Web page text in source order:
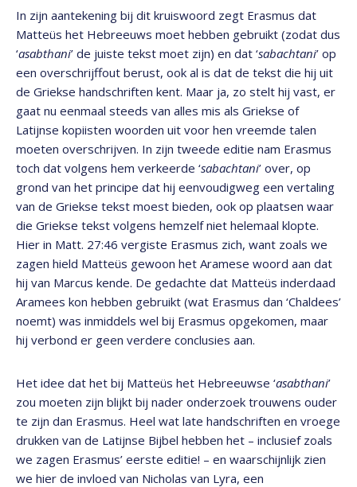
In zijn aantekening bij dit kruiswoord zegt Erasmus dat
Matteüs het Hebreeuws moet hebben gebruikt (zodat dus
‘asabthani’ de juiste tekst moet zijn) en dat ‘sabachtani’ op
een overschrijffout berust, ook al is dat de tekst die hij uit
de Griekse handschriften kent. Maar ja, zo stelt hij vast, er
gaat nu eenmaal steeds van alles mis als Griekse of
Latijnse kopiisten woorden uit voor hen vreemde talen
moeten overschrijven. In zijn tweede editie nam Erasmus
toch dat volgens hem verkeerde ‘sabachtani’ over, op
grond van het principe dat hij eenvoudigweg een vertaling
van de Griekse tekst moest bieden, ook op plaatsen waar
die Griekse tekst volgens hemzelf niet helemaal klopte.
Hier in Matt. 27:46 vergiste Erasmus zich, want zoals we
zagen hield Matteüs gewoon het Aramese woord aan dat
hij van Marcus kende. De gedachte dat Matteüs inderdaad
Aramees kon hebben gebruikt (wat Erasmus dan ‘Chaldees’
noemt) was inmiddels wel bij Erasmus opgekomen, maar
hij verbond er geen verdere conclusies aan.
Het idee dat het bij Matteüs het Hebreeuwse ‘asabthani’
zou moeten zijn blijkt bij nader onderzoek trouwens ouder
te zijn dan Erasmus. Heel wat late handschriften en vroege
drukken van de Latijnse Bijbel hebben het – inclusief zoals
we zagen Erasmus’ eerste editie! – en waarschijnlijk zien
we hier de invloed van Nicholas van Lyra, een